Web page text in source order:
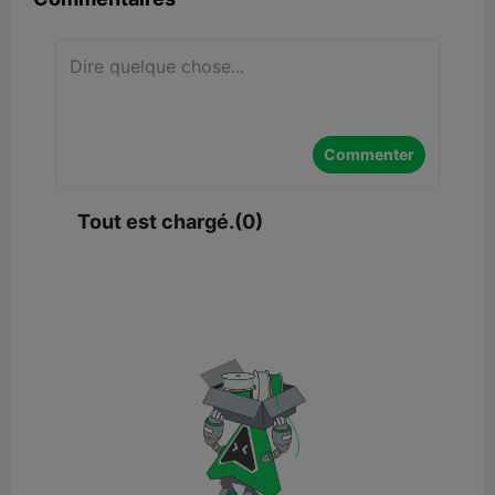
Commenter
Tout est chargé.(0)